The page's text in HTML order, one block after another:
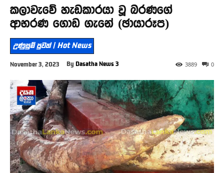
කලාවැවේ හැඩකාරයා වූ බරණගේ
ආභරණ ගොඩ ගැනේ (ඡායාරූප)
උණුසුම් පුවත් | Hot News
November 3, 2023 By Dasatha News 3 0
3889